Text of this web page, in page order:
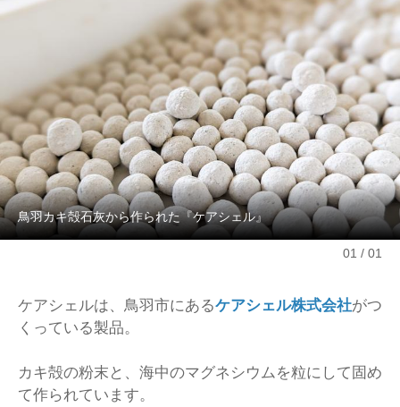
鳥羽カキ殻石灰から作られた『ケアシェル』
01 01
ケアシェルは、鳥羽市にあるケアシェル株式会社がつ
くっている製品。
カキ殻の粉末と、海中のマグネシウムを粒にして固め
て作られています。